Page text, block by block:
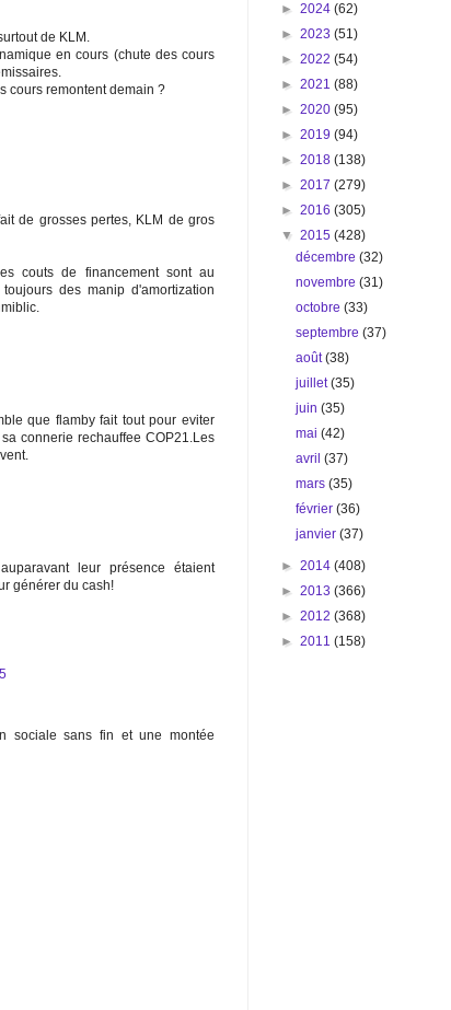
de KLM.
en cours (chute des cours
cours remontent demain ?
de grosses pertes, KLM de gros
couts de financement sont au
des manip d'amortization
que flamby fait tout pour eviter
connerie rechauffee COP21.Les
leur présence étaient
générer du cash!
sociale sans fin et une montée
► 2024 (62)
► 2023 (51)
► 2022 (54)
► 2021 (88)
► 2020 (95)
► 2019 (94)
► 2018 (138)
► 2017 (279)
► 2016 (305)
▼ 2015 (428)
décembre(32)
novembre(31)
octobre(33)
septembre(37)
août(38)
juillet(35)
juin(35)
mai(42)
avril(37)
mars(35)
février(36)
janvier(37)
► 2014 (408)
► 2013 (366)
► 2012 (368)
► 2011 (158)